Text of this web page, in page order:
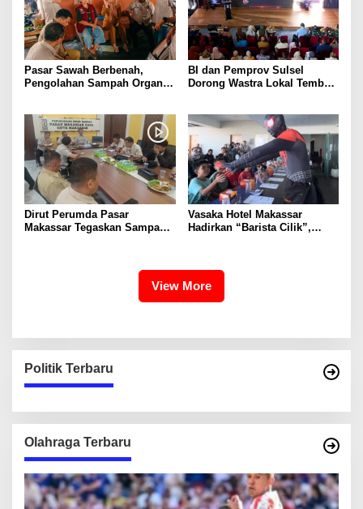
Pasar Sawah Berbenah,
Pengolahan Sampah Organik
BI dan Pemprov Sulsel
Dorong Wastra Lokal Tembus
Dirut Perumda Pasar
Makassar Tegaskan Sampah
Vasaka Hotel Makassar
Hadirkan “Barista Cilik”,
View More
Politik Terbaru
Olahraga Terbaru